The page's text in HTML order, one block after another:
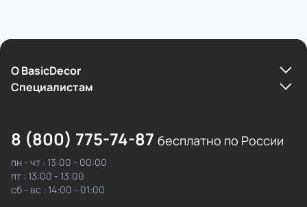
О BasicDecor
Cпециалистам
8 (800) 775-74-87 бесплатно по России
пн - чт : 13:00 - 00:00
пт : 13:00 - 13:00
сб - вс : 14:00 - 01:00